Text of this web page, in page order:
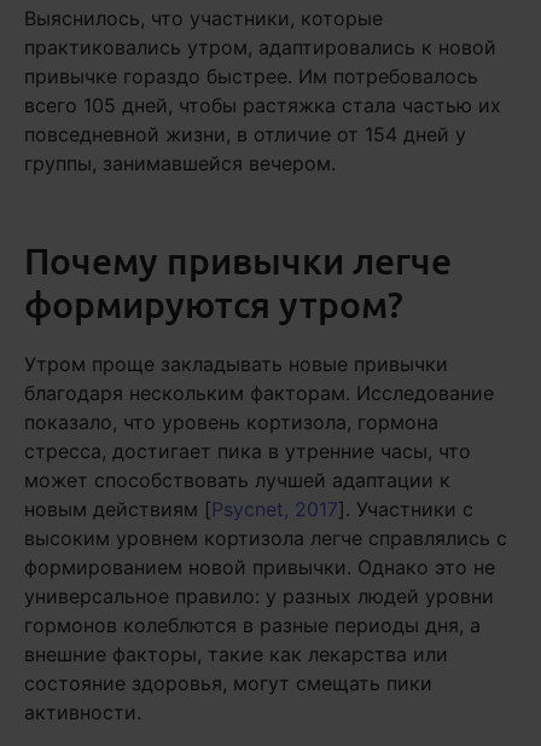
Выяснилось, что участники, которые
практиковались утром, адаптировались к новой
привычке гораздо быстрее. Им потребовалось
всего 105 дней, чтобы растяжка стала частью их
повседневной жизни, в отличие от 154 дней у
группы, занимавшейся вечером.
Почему привычки легче
формируются утром?
Утром проще закладывать новые привычки
благодаря нескольким факторам. Исследование
показало, что уровень кортизола, гормона
стресса, достигает пика в утренние часы, что
может способствовать лучшей адаптации к
новым действиям [Psycnet, 2017]. Участники с
высоким уровнем кортизола легче справлялись с
формированием новой привычки. Однако это не
универсальное правило: у разных людей уровни
гормонов колеблются в разные периоды дня, а
внешние факторы, такие как лекарства или
состояние здоровья, могут смещать пики
активности.